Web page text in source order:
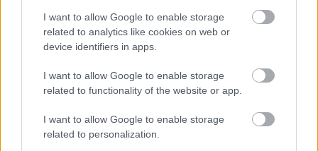
I want to allow Google to enable storage
related to analytics like cookies on web or
device identifiers in apps.
I want to allow Google to enable storage
related to functionality of the website or app.
I want to allow Google to enable storage
related to personalization.
Nem szeretne lemaradni semmiről? Csak egy kattintás, és hírlevelünk a
legfrissebb információkkal és exkluzív tartalmakkal hétről hétre
postaládájába érkezik!
A SZOL24 legfrissebb 24 cikke